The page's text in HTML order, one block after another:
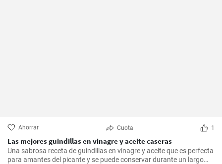
Ahorrar Cuota 1
Las mejores guindillas en vinagre y aceite caseras
Una sabrosa receta de guindillas en vinagre y aceite que es perfecta
para amantes del picante y se puede conservar durante un largo